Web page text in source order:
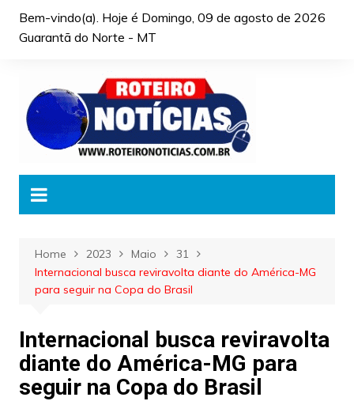
Bem-vindo(a). Hoje é Domingo, 09 de agosto de 2026
Guarantã do Norte - MT
Home 2023 Maio
31
Internacional busca reviravolta diante do América-MG
para seguir na Copa do Brasil
Internacional busca reviravolta
diante do América-MG para
seguir na Copa do Brasil